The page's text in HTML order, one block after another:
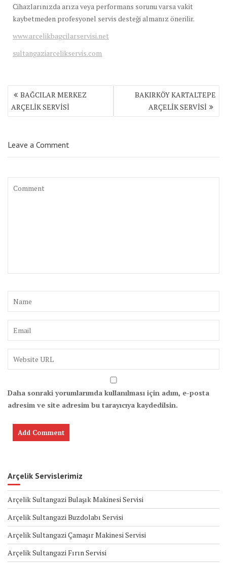
Cihazlarınızda arıza veya performans sorunu varsa vakit
kaybetmeden profesyonel servis desteği almanız önerilir.
www.arcelikbagcilarservisi.net
sultangaziarcelikservis.com
Yazı
gezinmesi
BAĞCILAR MERKEZ
ARÇELİK SERVİSİ
BAKIRKÖY KARTALTEPE
ARÇELİK SERVİSİ
Leave a Comment
Daha sonraki yorumlarımda kullanılması için adım, e-posta
adresim ve site adresim bu tarayıcıya kaydedilsin.
Arçelik Servislerimiz
Arçelik Sultangazi Bulaşık Makinesi Servisi
Arçelik Sultangazi Buzdolabı Servisi
Arçelik Sultangazi Çamaşır Makinesi Servisi
Arçelik Sultangazi Fırın Servisi